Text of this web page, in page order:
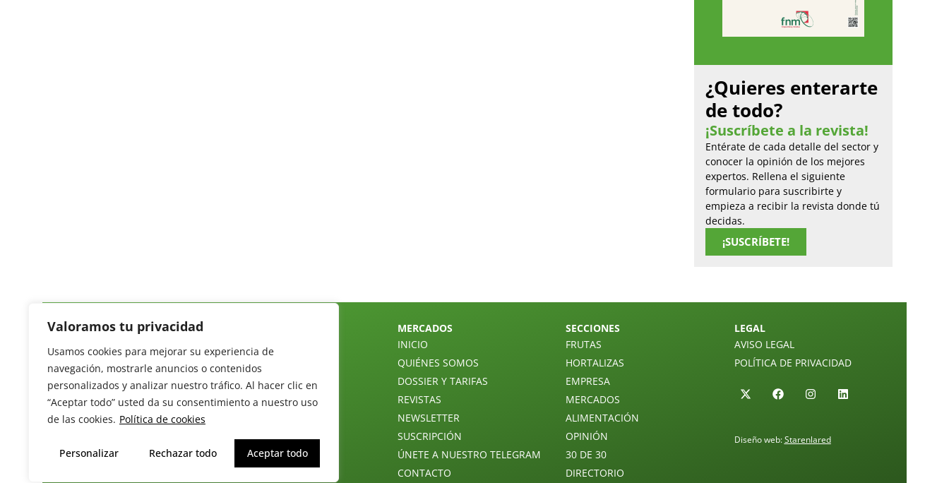
Valoramos tu privacidad
Usamos cookies para mejorar su experiencia de
navegación, mostrarle anuncios o contenidos
personalizados y analizar nuestro tráfico. Al hacer clic en
“Aceptar todo” usted da su consentimiento a nuestro uso
de las cookies. Política de cookies
Personalizar Rechazar todo Aceptar todo
¿Quieres enterarte
de todo?
¡Suscríbete a la revista!
Entérate de cada detalle del sector y
conocer la opinión de los mejores
expertos. Rellena el siguiente
formulario para suscribirte y
empieza a recibir la revista donde tú
decidas.
¡SUSCRÍBETE!
Revista del Sector Hortofrutícola
C/ Presidente Cárdenas nº 10.
41013 Sevilla. ESPAÑA
Tel: (+34) 954 25 88 51
redaccion@revistamercados.com
MERCADOS
INICIO
QUIÉNES SOMOS
DOSSIER Y TARIFAS
REVISTAS
NEWSLETTER
SUSCRIPCIÓN
ÚNETE A NUESTRO TELEGRAM
CONTACTO
SECCIONES
FRUTAS
HORTALIZAS
EMPRESA
MERCADOS
ALIMENTACIÓN
OPINIÓN
30 DE 30
DIRECTORIO
LEGAL
AVISO LEGAL
POLÍTICA DE PRIVACIDAD
Diseño web:Starenlared